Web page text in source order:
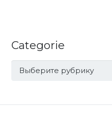
Categorie
Categorie